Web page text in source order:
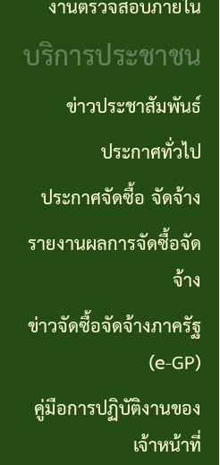
(Knowledge
KM)
การ
บริหาร
จัดการ
เสี่ยง
ท่อง
เที่ยว
จริยธรรม
งาน
ตรวจ
สอบ
ภายใน
ตำบล
งานตรวจสอบภายใน
บริการประชาชน
ข่าวประชาสัมพันธ์
ประกาศทั่วไป
ประกาศจัดซื้อ จัดจ้าง
รายงานผลการจัดซื้อจัด
จ้าง
ข่าวจัดซื้อจัดจ้างภาครัฐ
(e-GP)
คู่มือการปฏิบัติงานของ
เจ้าหน้าที่